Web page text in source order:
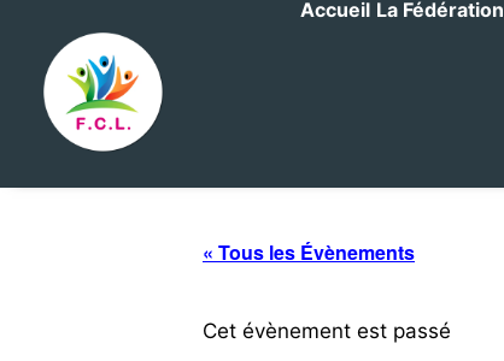
Accueil La Fédération
« Tous les Évènements
Cet évènement est passé